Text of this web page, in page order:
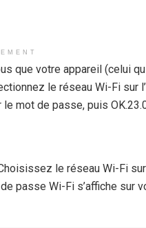
que votre appareil (celui
le réseau Wi-Fi sur
mot de passe, puis
le réseau Wi-Fi sur
passe Wi-Fi s’affiche sur